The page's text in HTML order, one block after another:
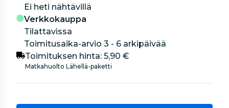
Ei heti nähtävillä
Verkkokauppa
Tilattavissa
Toimitusaika-arvio 3 - 6 arkipäivää
Toimituksen hinta: 5,90 €
Matkahuolto Lähellä-paketti